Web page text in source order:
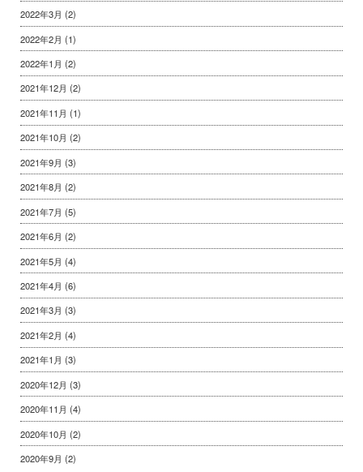
2022年3月 (2)
2022年2月 (1)
2022年1月 (2)
2021年12月 (2)
2021年11月 (1)
2021年10月 (2)
2021年9月 (3)
2021年8月 (2)
2021年7月 (5)
2021年6月 (2)
2021年5月 (4)
2021年4月 (6)
2021年3月 (3)
2021年2月 (4)
2021年1月 (3)
2020年12月 (3)
2020年11月 (4)
2020年10月 (2)
2020年9月 (2)